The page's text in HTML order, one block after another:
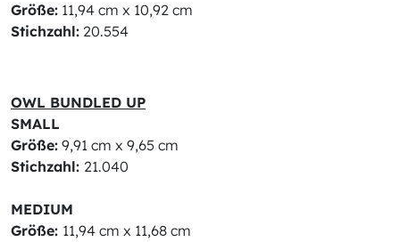
Größe: 11,94 cm x 10,92 cm
Stichzahl: 20.554
OWL BUNDLED UP
SMALL
Größe: 9,91 cm x 9,65 cm
Stichzahl: 21.040
MEDIUM
Größe: 11,94 cm x 11,68 cm